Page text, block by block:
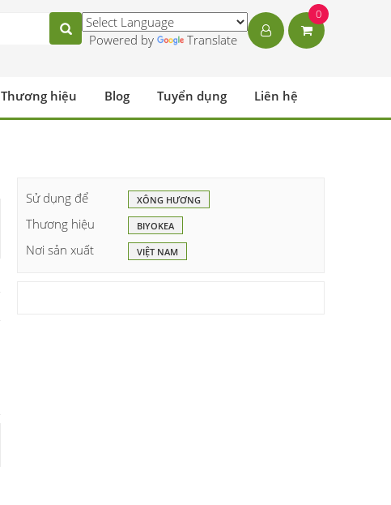
Powered by Translate
0
Thương hiệu Blog Tuyển dụng Liên hệ
Sử dụng để XÔNG HƯƠNG
Thương hiệu BIYOKEA
Nơi sản xuất VIỆT NAM